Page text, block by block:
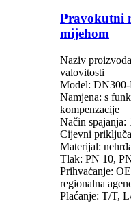
Pravokutni
mijehom
Naziv
valovitosti
Model:
Namjena: s
kompenzacije
Način
Cijevni
Materijal:
Tlak: PN 10,
Prihvaćanje:
regionalna
Plaćanje: T/T,